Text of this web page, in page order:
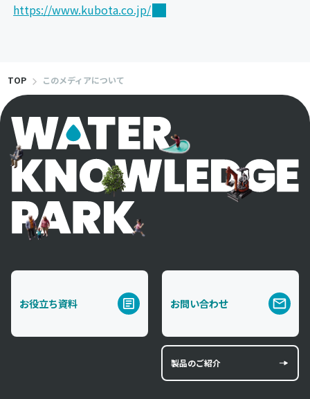
https://www.kubota.co.jp/
TOP このメディアについて
お役立ち資料 お問い合わせ
製品のご紹介